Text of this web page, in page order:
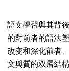
語文學習與其背
的對前者的語法
改变和深化前者
文與質的双層結